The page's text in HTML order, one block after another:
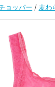
ョッパー / 麦わ